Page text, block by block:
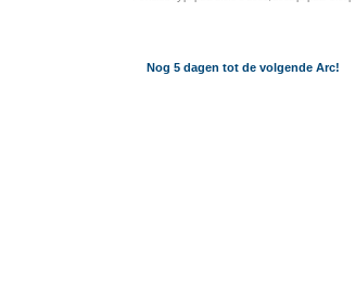
Nog 5 dagen tot de volgende Arc!